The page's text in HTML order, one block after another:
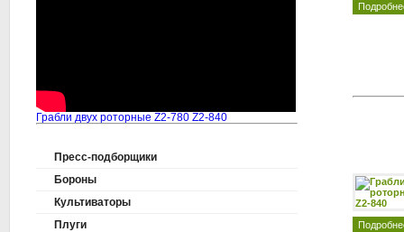
Грабли двух роторные Z2-780 Z2-840
Пресс-подборщики
Бороны
Культиваторы
Плуги